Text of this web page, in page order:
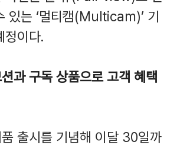
있는 ‘멀티캠(Multicam)’ 기
정이다.
과 구독 상품으로 고객 혜택
출시를 기념해 이달 30일까